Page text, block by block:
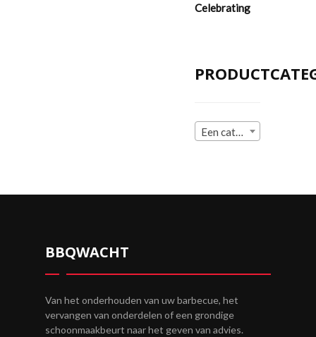
Celebrating
Een categorie selecteren
BBQWACHT
Van het onderhouden van uw barbecue, het
vervangen van onderdelen of een grondige
schoonmaakbeurt naar het geven van advies.